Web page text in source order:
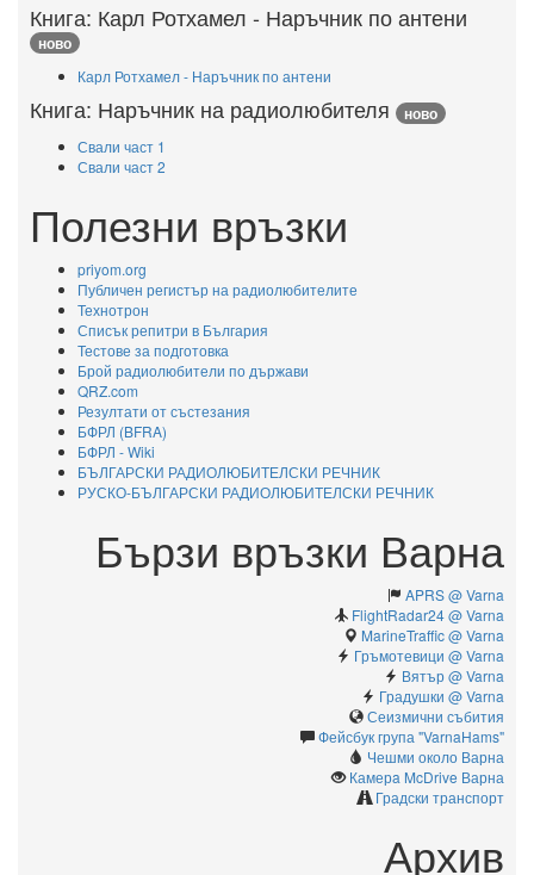
Книга: Карл Ротхамел - Наръчник по антени
ново
Карл Ротхамел - Наръчник по антени
Книга: Наръчник на радиолюбителя ново
Свали част 1
Свали част 2
Полезни връзки
priyom.org
Публичен регистър на радиолюбителите
Технотрон
Списък репитри в България
Тестове за подготовка
Брой радиолюбители по държави
QRZ.com
Резултати от състезания
БФРЛ (BFRA)
БФРЛ - Wiki
БЪЛГАРСКИ РАДИОЛЮБИТЕЛСКИ РЕЧНИК
РУСКО-БЪЛГАРСКИ РАДИОЛЮБИТЕЛСКИ РЕЧНИК
Бързи връзки Варна
APRS @ Varna
FlightRadar24 @ Varna
MarineTraffic @ Varna
Гръмотевици @ Varna
Вятър @ Varna
Градушки @ Varna
Сеизмични събития
Фейсбук група "VarnaHams"
Чешми около Варна
Камерa McDrive Варна
Градски транспорт
Архив